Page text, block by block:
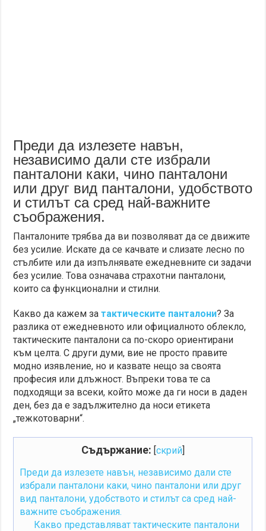
Преди да излезете навън,
независимо дали сте избрали
панталони каки, чино панталони
или друг вид панталони, удобството
и стилът са сред най-важните
съображения.
Панталоните трябва да ви позволяват да се движите
без усилие. Искате да се качвате и слизате лесно по
стълбите или да изпълнявате ежедневните си задачи
без усилие. Това означава страхотни панталони,
които са функционални и стилни.
Какво да кажем затактическите панталони? За
разлика от ежедневното или официалното облекло,
тактическите панталони са по-скоро ориентирани
към целта. С други думи, вие не просто правите
модно изявление, но и казвате нещо за своята
професия или длъжност. Въпреки това те са
подходящи за всеки, който може да ги носи в даден
ден, без да е задължително да носи етикета
„тежкотоварни“.
Съдържание: [скрий]
Преди да излезете навън, независимо дали сте
избрали панталони каки, чино панталони или друг
вид панталони, удобството и стилът са сред най-
важните съображения.
Какво представляват тактическите панталони